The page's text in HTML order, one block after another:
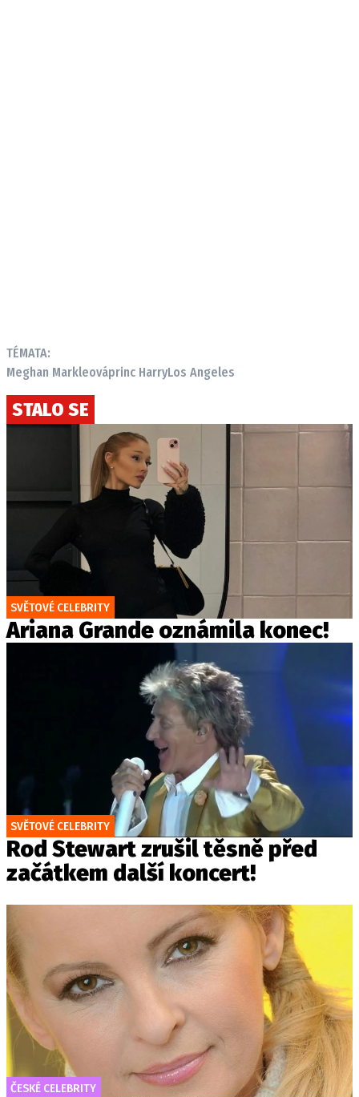
TÉMATA:
Meghan Markleováprinc HarryLos Angeles
STALO SE
SVĚTOVÉ CELEBRITY
Ariana Grande oznámila konec!
SVĚTOVÉ CELEBRITY
Rod Stewart zrušil těsně před
začátkem další koncert!
ČESKÉ CELEBRITY